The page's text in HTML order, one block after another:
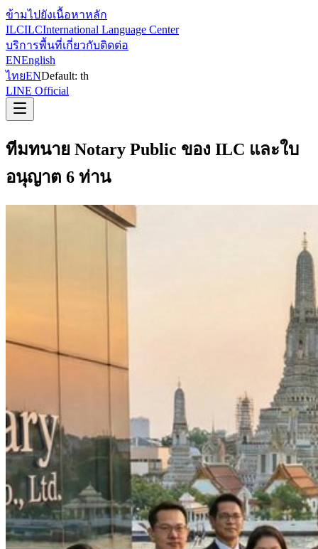
ข้ามไปยังเนื้อหาหลัก
ILCILCInternational Language Center
บริการพื้นที่เกี่ยวกับติดต่อ
ENEnglish
ไทยENDefault: th
LINE Official
ทีมทนาย Notary Public ของ ILC และใบ
อนุญาต 6 ท่าน